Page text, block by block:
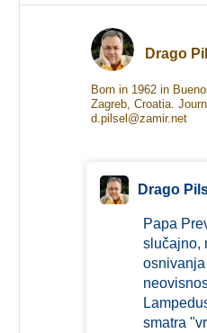
Drago
Born in 1962 in
Zagreb, Croatia.
d.pilsel@zamir.net
Drago
Papa
slučajno,
smatra